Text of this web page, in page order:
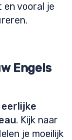
en vooral je
Engels
eerlijke
. Kijk naar
je moeilijk